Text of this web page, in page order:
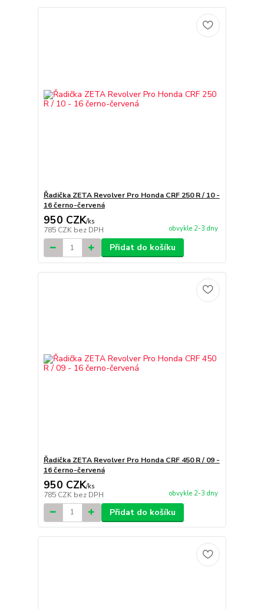
Řadička ZETA Revolver Pro Honda CRF 250 R / 10 -
16 černo-červená
950 CZK/ks
785 CZK bez DPH obvykle 2-3 dny
Přidat do košíku
Řadička ZETA Revolver Pro Honda CRF 450 R / 09 -
16 černo-červená
950 CZK/ks
785 CZK bez DPH obvykle 2-3 dny
Přidat do košíku